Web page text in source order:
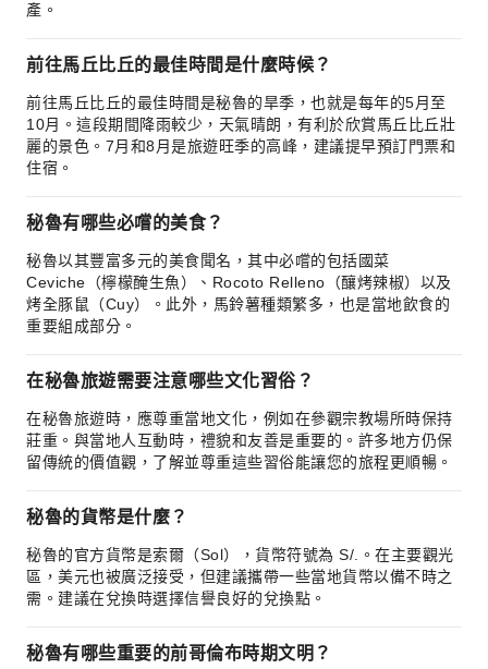
產。
前往馬丘比丘的最佳時間是什麼時候？
前往馬丘比丘的最佳時間是秘魯的旱季，也就是每年的5月至
10月。這段期間降雨較少，天氣晴朗，有利於欣賞馬丘比丘壯
麗的景色。7月和8月是旅遊旺季的高峰，建議提早預訂門票和
住宿。
秘魯有哪些必嚐的美食？
秘魯以其豐富多元的美食聞名，其中必嚐的包括國菜
Ceviche（檸檬醃生魚）、Rocoto Relleno（釀烤辣椒）以及
烤全豚鼠（Cuy）。此外，馬鈴薯種類繁多，也是當地飲食的
重要組成部分。
在秘魯旅遊需要注意哪些文化習俗？
在秘魯旅遊時，應尊重當地文化，例如在參觀宗教場所時保持
莊重。與當地人互動時，禮貌和友善是重要的。許多地方仍保
留傳統的價值觀，了解並尊重這些習俗能讓您的旅程更順暢。
秘魯的貨幣是什麼？
秘魯的官方貨幣是索爾（Sol），貨幣符號為 S/.。在主要觀光
區，美元也被廣泛接受，但建議攜帶一些當地貨幣以備不時之
需。建議在兌換時選擇信譽良好的兌換點。
秘魯有哪些重要的前哥倫布時期文明？